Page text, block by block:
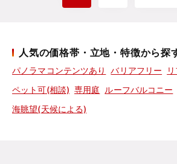
人気の価格帯・立地・特徴から探
パノラマコンテンツあり バリアフリー
ペット可(相談) 専用庭 ルーフバルコニー
海眺望(天候による)